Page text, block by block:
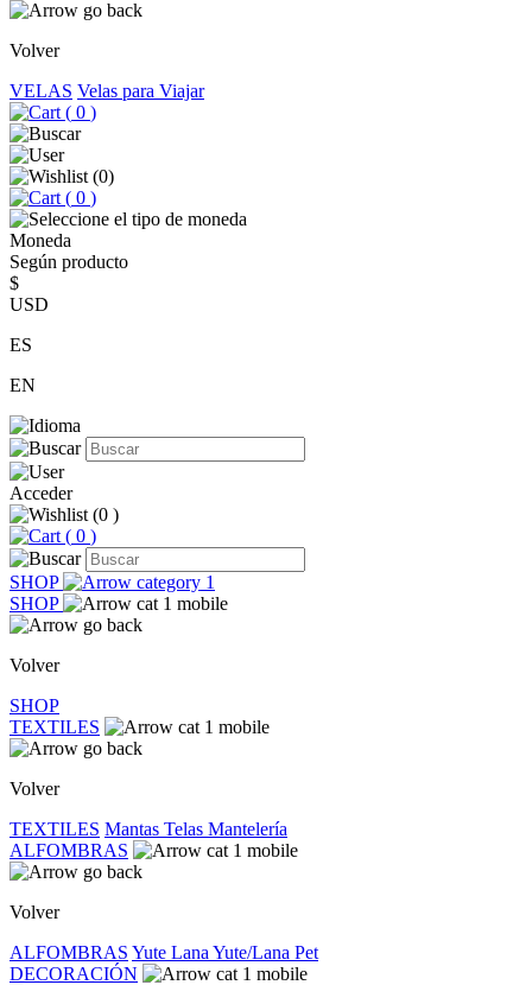
Volver
VELAS Velas para Viajar
( 0 )
(0)
( 0 )
Moneda
Según producto
$
USD
ES
EN
Acceder
(0 )
( 0 )
SHOP
SHOP
Volver
SHOP
TEXTILES
Volver
TEXTILES Mantas Telas Mantelería
ALFOMBRAS
Volver
ALFOMBRAS Yute Lana Yute/Lana Pet
DECORACIÓN